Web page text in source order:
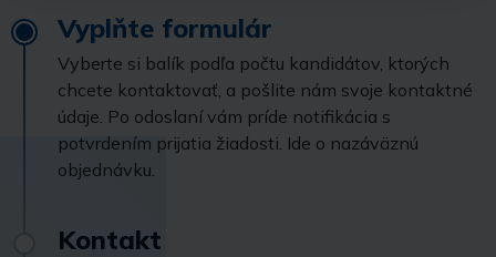
Vyplňte formulár
Vyberte si balík podľa počtu kandidátov, ktorých
chcete kontaktovať, a pošlite nám svoje kontaktné
údaje. Po odoslaní vám príde notifikácia s
potvrdením prijatia žiadosti. Ide o nazáväznú
objednávku.
Kontakt